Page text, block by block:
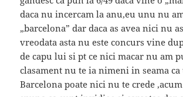
daca nu incercam la anu,eu unu nu
„barcelona” dar daca as avea nici nu
vreodata asta nu este concurs vine
de capu lui si pt ce nici macar nu am
clasament nu te ia nimeni in seama
Barcelona poate nici nu te crede